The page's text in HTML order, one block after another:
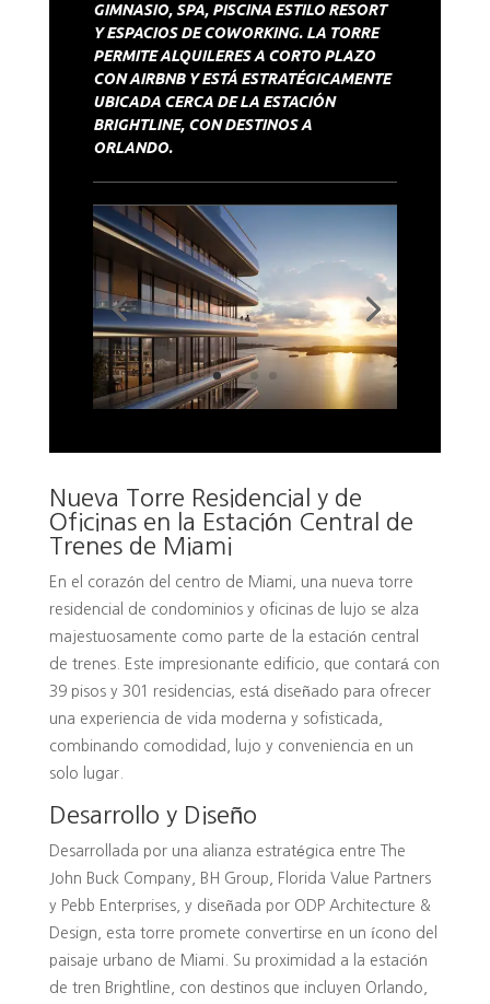
GIMNASIO, SPA, PISCINA ESTILO RESORT
Y ESPACIOS DE COWORKING. LA TORRE
PERMITE ALQUILERES A CORTO PLAZO
CON AIRBNB Y ESTÁ ESTRATÉGICAMENTE
UBICADA CERCA DE LA ESTACIÓN
BRIGHTLINE, CON DESTINOS A
ORLANDO.
Nueva Torre Residencial y de
Oficinas en la Estación Central de
Trenes de Miami
En el corazón del centro de Miami, una nueva torre
residencial de condominios y oficinas de lujo se alza
majestuosamente como parte de la estación central
de trenes. Este impresionante edificio, que contará con
39 pisos y 301 residencias, está diseñado para ofrecer
una experiencia de vida moderna y sofisticada,
combinando comodidad, lujo y conveniencia en un
solo lugar.
Desarrollo y Diseño
Desarrollada por una alianza estratégica entre The
John Buck Company, BH Group, Florida Value Partners
y Pebb Enterprises, y diseñada por ODP Architecture &
Design, esta torre promete convertirse en un ícono del
paisaje urbano de Miami. Su proximidad a la estación
de tren Brightline, con destinos que incluyen Orlando,